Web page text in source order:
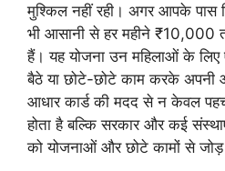
मुश्किल नहीं रही। अगर आपके पास
भी आसानी से हर महीने ₹10,000
हैं। यह योजना उन महिलाओं के लिए
बैठे या छोटे-छोटे काम करके अपनी
आधार कार्ड की मदद से न केवल
होता है बल्कि सरकार और कई
को योजनाओं और छोटे कामों से जोड़